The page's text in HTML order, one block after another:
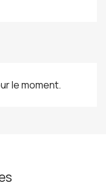
le moment.